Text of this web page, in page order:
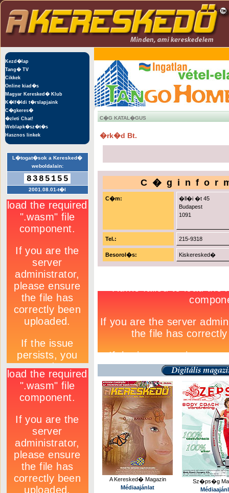
Kezd�lap
Tang� TV
Cikkek
Online kiad�s
Magyar Keresked� Klub
K�lf�ldi t�rslapjaink
C�gkeres�
�zleti Chat!
Weblapk�sz�t�s
Hasznos linkek
L�togat�sok a Keresked�
weboldalain:
8385155
2001.08.01-t�l
C�G KATAL�GUS
�rk�d Bt.
C�m:
�ll�i �t 45
Budapest
1091
Tel.: 215-9318
Besorol�s: Kiskeresked�
A Keresked� Magazin
Médiaajánlat
Sz�ps�g